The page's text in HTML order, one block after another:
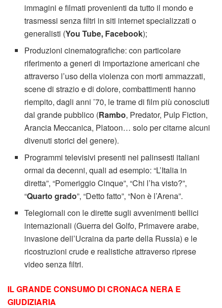
immagini e filmati provenienti da tutto il mondo e
trasmessi senza filtri in siti internet specializzati o
generalisti (You Tube, Facebook);
Produzioni cinematografiche: con particolare
riferimento a generi di importazione americani che
attraverso l’uso della violenza con morti ammazzati,
scene di strazio e di dolore, combattimenti hanno
riempito, dagli anni ’70, le trame di film più conosciuti
dal grande pubblico (Rambo, Predator, Pulp Fiction,
Arancia Meccanica, Platoon… solo per citarne alcuni
divenuti storici del genere).
Programmi televisivi presenti nei palinsesti italiani
ormai da decenni, quali ad esempio: “L’Italia in
diretta”, “Pomeriggio Cinque”, “Chi l’ha visto?”,
“Quarto grado”, “Detto fatto”, “Non è l’Arena”.
Telegiornali con le dirette sugli avvenimenti bellici
internazionali (Guerra del Golfo, Primavere arabe,
invasione dell’Ucraina da parte della Russia) e le
ricostruzioni crude e realistiche attraverso riprese
video senza filtri.
IL GRANDE CONSUMO DI CRONACA NERA E
GIUDIZIARIA